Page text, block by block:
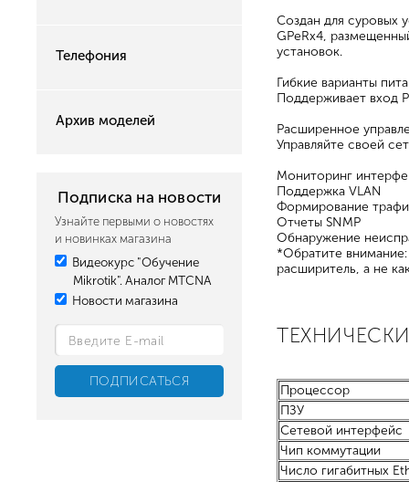
Телефония
Архив моделей
Подписка на новости
Узнайте первыми о новостях
и новинках магазина
Видеокурс "Обучение
Mikrotik". Аналог MTCNA
Новости магазина
Создан для суровых
GPeRx4,
установок.
Гибкие варианты
Поддерживает вход
Расширенное
Управляйте своей
Мониторинг
Поддержка VLAN
Формирование
Отчеты SNMP
Обнаружение
*Обратите
расширитель, а не
Процессор
ПЗУ
Сетевой интерфейс
Чип коммутации
Число гигабитных